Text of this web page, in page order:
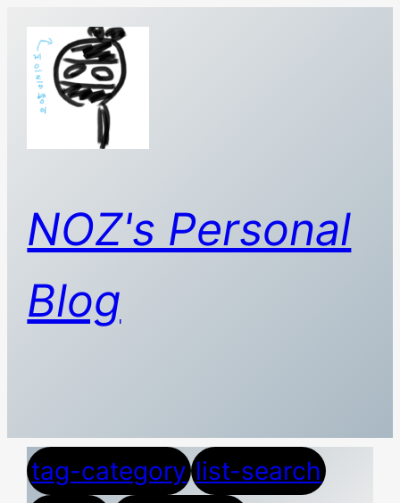
NOZ's Personal
Blog
tag-category list-search